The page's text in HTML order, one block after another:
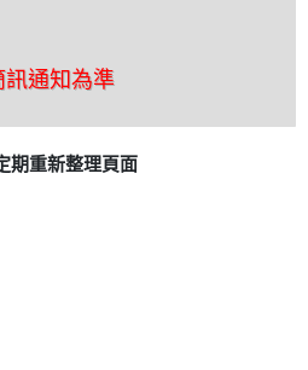
通知為準
期重新整理頁面